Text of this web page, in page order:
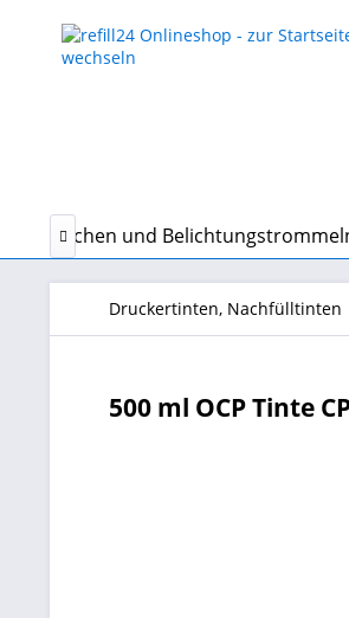
und

Druckertinten, Nachfülltinten
500 ml OCP Tinte